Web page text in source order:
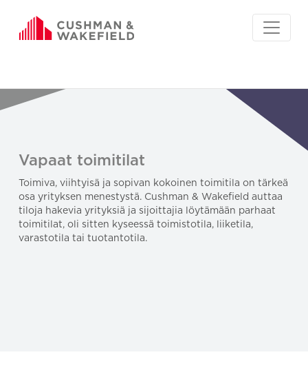
Vapaat toimitilat
Toimiva, viihtyisä ja sopivan kokoinen toimitila on tärkeä
osa yrityksen menestystä. Cushman & Wakefield auttaa
tiloja hakevia yrityksiä ja sijoittajia löytämään parhaat
toimitilat, oli sitten kyseessä toimistotila, liiketila,
varastotila tai tuotantotila.